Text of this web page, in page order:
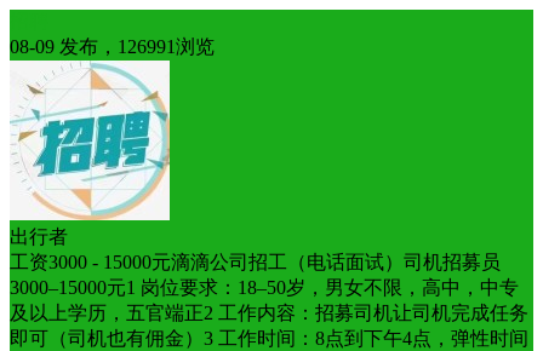
08-09 发布，126991浏览
出行者
工资3000 - 15000元滴滴公司招工（电话面试）司机招募员
3000–15000元1 岗位要求：18–50岁，男女不限，高中，中专
及以上学历，五官端正2 工作内容：招募司机让司机完成任务
即可（司机也有佣金）3 工作时间：8点到下午4点，弹性时间